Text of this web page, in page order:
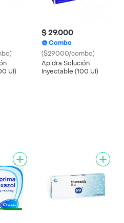
UI)
$ 29.000
Combo
($29000/combo)
Apidra Solución
Inyectable (100 UI)